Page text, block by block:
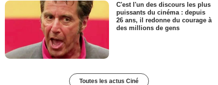
C'est l'un des discours les plus
puissants du cinéma : depuis
26 ans, il redonne du courage à
des millions de gens
Toutes les actus Ciné